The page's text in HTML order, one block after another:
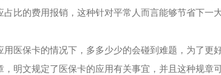
比的费用报销，这种针对平常人而言能够节省下一
医保卡的情况下，多多少少的会碰到难题，为了更
明文规定了医保卡的应用有关事宜，并且这种规章